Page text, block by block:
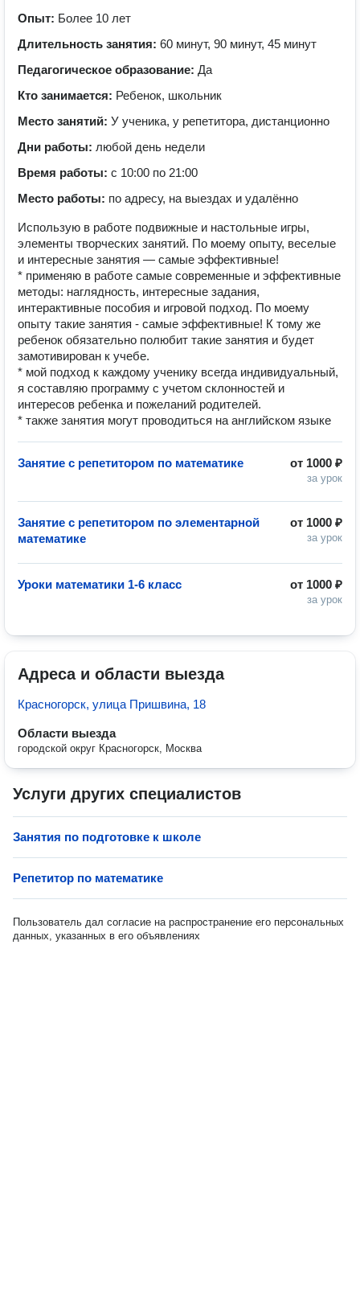
Опыт: Более 10 лет
Длительность занятия: 60 минут, 90 минут, 45 минут
Педагогическое образование: Да
Кто занимается: Ребенок, школьник
Место занятий: У ученика, у репетитора, дистанционно
Дни работы: любой день недели
Время работы: с 10:00 по 21:00
Место работы: по адресу, на выездах и удалённо
Использую в работе подвижные и настольные игры,
элементы творческих занятий. По моему опыту, веселые
и интересные занятия — самые эффективные!
* применяю в работе самые современные и эффективные
методы: наглядность, интересные задания,
интерактивные пособия и игровой подход. По моему
опыту такие занятия - самые эффективные! К тому же
ребенок обязательно полюбит такие занятия и будет
замотивирован к учебе.
* мой подход к каждому ученику всегда индивидуальный,
я составляю программу с учетом склонностей и
интересов ребенка и пожеланий родителей.
* также занятия могут проводиться на английском языке
от 1000 ₽
за урок
Занятие с репетитором по математике
от 1000 ₽
за урок
Занятие с репетитором по элементарной
математике
от 1000 ₽
за урок
Уроки математики 1-6 класс
Адреса и области выезда
Красногорск, улица Пришвина, 18
Области выезда
городской округ Красногорск, Москва
Услуги других специалистов
Занятия по подготовке к школе
Репетитор по математике
Пользователь дал согласие на распространение его персональных
данных, указанных в его объявлениях